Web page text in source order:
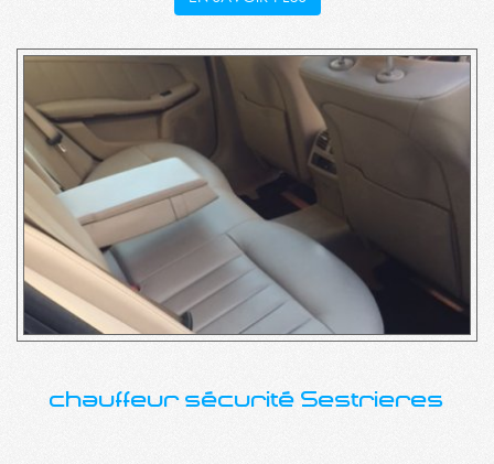
chauffeur sécurité Sestrieres